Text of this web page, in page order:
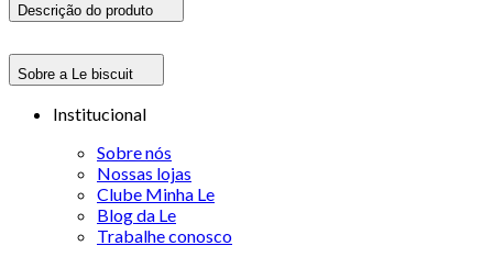
Descrição do produto
Sobre a Le biscuit
Institucional
Sobre nós
Nossas lojas
Clube Minha Le
Blog da Le
Trabalhe conosco